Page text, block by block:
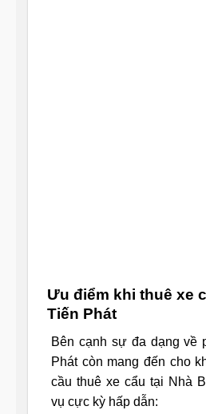
Ưu điểm khi thuê xe
Tiến Phát
Bên cạnh sự đa dạng về
Phát còn mang đến cho
cầu thuê xe cẩu tại Nhà
vụ cực kỳ hấp dẫn: